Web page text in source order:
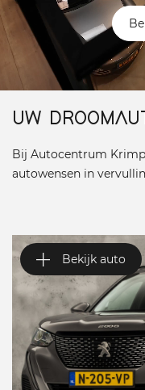
UW
Bij Autocentrum
autowensen in
Bekijk auto